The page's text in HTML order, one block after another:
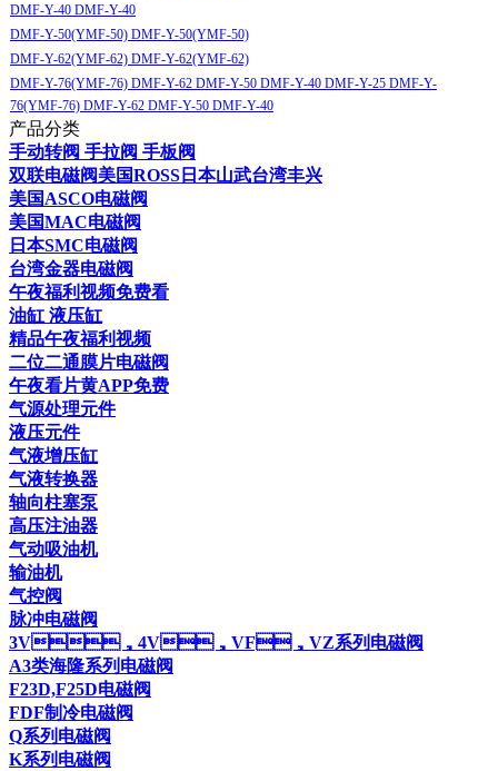
DMF-Y-40 DMF-Y-40
DMF-Y-50(YMF-50) DMF-Y-50(YMF-50)
DMF-Y-62(YMF-62) DMF-Y-62(YMF-62)
DMF-Y-76(YMF-76) DMF-Y-62 DMF-Y-50 DMF-Y-40 DMF-Y-25 DMF-Y-
76(YMF-76) DMF-Y-62 DMF-Y-50 DMF-Y-40
产品分类
手动转阀 手拉阀 手板阀
双联电磁阀美国ROSS日本山武台湾丰兴
美国ASCO电磁阀
美国MAC电磁阀
日本SMC电磁阀
台湾金器电磁阀
午夜福利视频免费看
油缸 液压缸
精品午夜福利视频
二位二通膜片电磁阀
午夜看片黄APP免费
气源处理元件
液压元件
气液增压缸
气液转换器
轴向柱塞泵
高压注油器
气动吸油机
输油机
气控阀
脉冲电磁阀
3V，4V，VF，VZ系列电磁阀
A3类海隆系列电磁阀
F23D,F25D电磁阀
FDF制冷电磁阀
Q系列电磁阀
K系列电磁阀